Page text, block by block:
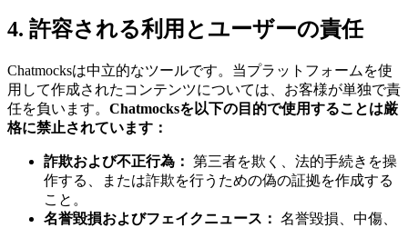
4. 許容される利用とユーザーの責任
Chatmocksは中立的なツールです。当プラットフォームを使
用して作成されたコンテンツについては、お客様が単独で責
任を負います。 Chatmocksを以下の目的で使用することは厳
格に禁止されています：
詐欺および不正行為： 第三者を欺く、法的手続きを操
作する、または詐欺を行うための偽の証拠を作成する
こと。
名誉毀損およびフェイクニュース： 名誉毀損、中傷、